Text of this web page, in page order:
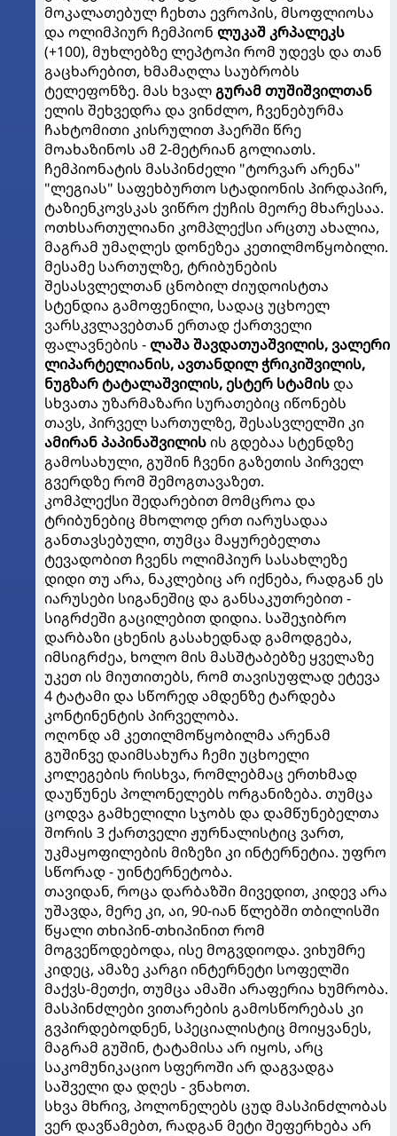
მოკალათებულ ჩეხთა ევროპის, მსოფლიოსა
და ოლიმპიურ ჩემპიონ ლუკაშ კრპალეკს
(+100), მუხლებზე ლეპტოპი რომ უდევს და თან
გაცხარებით, ხმამაღლა საუბრობს
ტელეფონზე. მას ხვალგურამ თუშიშვილთან
ელის შეხვედრა და ვინძლო, ჩვენებურმა
ჩახტომითი კისრულით ჰაერში წრე
მოახაზინოს ამ 2-მეტრიან გოლიათს.
ჩემპიონატის მასპინძელი "ტორვარ არენა"
"ლეგიას" საფეხბურთო სტადიონის პირდაპირ,
ტაზიენკოვსკას ვიწრო ქუჩის მეორე მხარესაა.
ოთხსართულიანი კომპლექსი არცთუ ახალია,
მაგრამ უმაღლეს დონეზეა კეთილმოწყობილი.
მესამე სართულზე, ტრიბუნების
შესასვლელთან ცნობილ ძიუდოისტთა
სტენდია გამოფენილი, სადაც უცხოელ
ვარსკვლავებთან ერთად ქართველი
ფალავნების - ლაშა შავდათუაშვილის, ვალერი
ლიპარტელიანის, ავთანდილ ჭრიკიშვილის,
ნუგზარ ტატალაშვილის, ესტერ სტამისდა
სხვათა უზარმაზარი სურათებიც იწონებს
თავს, პირველ სართულზე, შესასვლელში კი
ამირან პაპინაშვილისის გდებაა სტენდზე
გამოსახული, გუშინ ჩვენი გაზეთის პირველ
გვერდზე რომ შემოგთავაზეთ.
კომპლექსი შედარებით მომცროა და
ტრიბუნებიც მხოლოდ ერთ იარუსადაა
განთავსებული, თუმცა მაყურებელთა
ტევადობით ჩვენს ოლიმპიურ სასახლეზე
დიდი თუ არა, ნაკლებიც არ იქნება, რადგან ეს
იარუსები სიგანეშიც და განსაკუთრებით -
სიგრძეში გაცილებით დიდია. საშეჯიბრო
დარბაზი ცხენის გასახედნად გამოდგება,
იმსიგრძეა, ხოლო მის მასშტაბებზე ყველაზე
უკეთ ის მიუთითებს, რომ თავისუფლად ეტევა
4 ტატამი და სწორედ ამდენზე ტარდება
კონტინენტის პირველობა.
ოღონდ ამ კეთილმოწყობილმა არენამ
გუშინვე დაიმსახურა ჩემი უცხოელი
კოლეგების რისხვა, რომლებმაც ერთხმად
დაუწუნეს პოლონელებს ორგანიზება. თუმცა
ცოდვა გამხელილი სჯობს და დამწუნებელთა
შორის 3 ქართველი ჟურნალისტიც ვართ,
უკმაყოფილების მიზეზი კი ინტერნეტია. უფრო
სწორად - უინტერნეტობა.
თავიდან, როცა დარბაზში მივედით, კიდევ არა
უშავდა, მერე კი, აი, 90-იან წლებში თბილისში
წყალი თხიპინ-თხიპინით რომ
მოგვეწოდებოდა, ისე მოგვდიოდა. ვიხუმრე
კიდეც, ამაზე კარგი ინტერნეტი სოფელში
მაქვს-მეთქი, თუმცა ამაში არაფერია ხუმრობა.
მასპინძლები ვითარების გამოსწორებას კი
გვპირდებოდნენ, სპეციალისტიც მოიყვანეს,
მაგრამ გუშინ, ტატამისა არ იყოს, არც
საკომუნიკაციო სფეროში არ დაგვადგა
საშველი და დღეს - ვნახოთ.
სხვა მხრივ, პოლონელებს ცუდ მასპინძლობას
ვერ დავწამებთ, რადგან მეტი შეფერხება არ